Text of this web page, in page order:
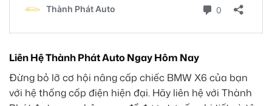
Liên Hệ Thành Phát Auto Ngay Hôm Nay
Đừng bỏ lỡ cơ hội nâng cấp chiếc BMW X6 của bạn
với hệ thống cốp điện hiện đại. Hãy liên hệ với Thành